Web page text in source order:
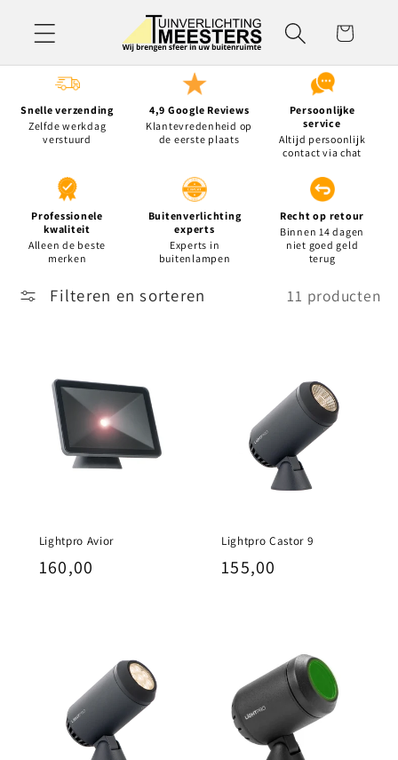
naar de
content
Winkelwagen
Snelle verzending
Zelfde werkdag
verstuurd
4,9 Google Reviews
Klantevredenheid op
de eerste plaats
Persoonlijke
service
Altijd persoonlijk
contact via chat
Professionele
kwaliteit
Alleen de beste
merken
Buitenverlichting
experts
Experts in
buitenlampen
Recht op retour
Binnen 14 dagen
niet goed geld
terug
Filteren en sorteren 11 producten
Lightpro Avior
Normale
160,00
Lightpro Castor 9
Normale
155,00